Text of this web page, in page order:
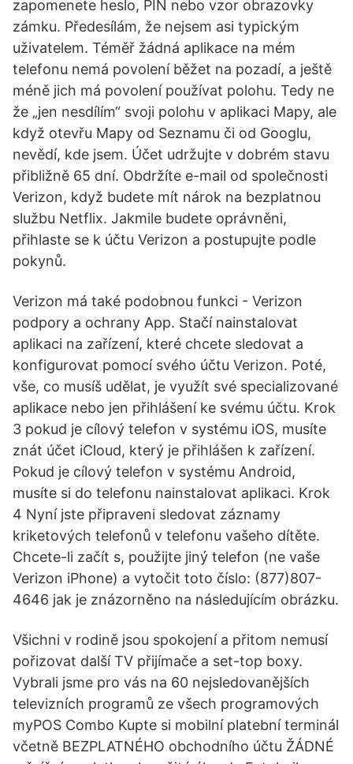
zapomenete heslo, PIN nebo vzor obrazovky
zámku. Předesílám, že nejsem asi typickým
uživatelem. Téměř žádná aplikace na mém
telefonu nemá povolení běžet na pozadí, a ještě
méně jich má povolení používat polohu. Tedy ne
že „jen nesdílím“ svoji polohu v aplikaci Mapy, ale
když otevřu Mapy od Seznamu či od Googlu,
nevědí, kde jsem. Účet udržujte v dobrém stavu
přibližně 65 dní. Obdržíte e-mail od společnosti
Verizon, když budete mít nárok na bezplatnou
službu Netflix. Jakmile budete oprávněni,
přihlaste se k účtu Verizon a postupujte podle
pokynů.
Verizon má také podobnou funkci - Verizon
podpory a ochrany App. Stačí nainstalovat
aplikaci na zařízení, které chcete sledovat a
konfigurovat pomocí svého účtu Verizon. Poté,
vše, co musíš udělat, je využít své specializované
aplikace nebo jen přihlášení ke svému účtu. Krok
3 pokud je cílový telefon v systému iOS, musíte
znát účet iCloud, který je přihlášen k zařízení.
Pokud je cílový telefon v systému Android,
musíte si do telefonu nainstalovat aplikaci. Krok
4 Nyní jste připraveni sledovat záznamy
kriketových telefonů v telefonu vašeho dítěte.
Chcete-li začít s, použijte jiný telefon (ne vaše
Verizon iPhone) a vytočit toto číslo: (877)807-
4646 jak je znázorněno na následujícím obrázku.
Všichni v rodině jsou spokojení a přitom nemusí
pořizovat další TV přijímače a set-top boxy.
Vybrali jsme pro vás na 60 nejsledovanějších
televizních programů ze všech programových
myPOS Combo Kupte si mobilní platební terminál
včetně BEZPLATNÉHO obchodního účtu ŽÁDNÉ